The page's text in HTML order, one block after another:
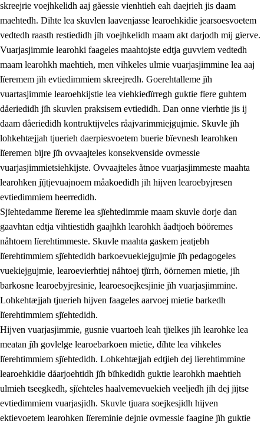
skreejrie voejhkelidh aaj gåessie vienhtieh eah daejrieh jis daam
maehtedh. Dïhte lea skuvlen laavenjasse learoehkidie jearsoesvoetem
vedtedh raasth restiedidh jïh voejhkelidh maam akt darjodh mij gïerve.
Vuarjasjimmie learohki faageles maahtojste edtja guvviem vedtedh
maam learohkh maehtieh, men vihkeles ulmie vuarjasjimmine lea aaj
lïeremem jïh evtiedimmiem skreejredh. Goerehtalleme jïh
vuartasjimmie learoehkijstie lea viehkiedïrregh guktie fïere guhtem
dåeriedidh jïh skuvlen praksisem evtiedidh. Dan onne vierhtie jis ij
daam dåeriedidh kontruktijveles råajvarimmiejgujmie. Skuvle jïh
lohkehtæjjah tjuerieh daerpiesvoetem buerie bïevnesh learohken
lïeremen bïjre jïh ovvaajteles konsekvenside ovmessie
vuarjasjimmietsiehkijste. Ovvaajteles åtnoe vuarjasjimmeste maahta
learohken jïjtjevuajnoem måakoedidh jïh hijven learoebyjresen
evtiedimmiem heerredidh.
Sjïehtedamme lïereme lea sjïehtedimmie maam skuvle dorje dan
gaavhtan edtja vihtiestidh gaajhkh learohkh åadtjoeh bööremes
nåhtoem lïerehtimmeste. Skuvle maahta gaskem jeatjebh
lïerehtimmiem sjïehtedidh barkoevuekiejgujmie jïh pedagogeles
vuekiejgujmie, learoevierhtiej nåhtoej tjïrrh, öörnemen mietie, jïh
barkosne learoebyjresinie, learoesoejkesjinie jïh vuarjasjimmine.
Lohkehtæjjah tjuerieh hijven faageles aarvoej mietie barkedh
lïerehtimmiem sjïehtedidh.
Hijven vuarjasjimmie, gusnie vuartoeh leah tjïelkes jïh learohke lea
meatan jïh govlelge learoebarkoen mietie, dïhte lea vihkeles
lïerehtimmiem sjïehtedidh. Lohkehtæjjah edtjieh dej lïerehtimmine
learoehkidie dåarjoehtidh jïh bïhkedidh guktie learohkh maehtieh
ulmieh tseegkedh, sjïehteles haalvemevuekieh veeljedh jïh dej jïjtse
evtiedimmiem vuarjasjidh. Skuvle tjuara soejkesjidh hijven
ektievoetem learohken lïereminie dejnie ovmessie faagine jïh guktie